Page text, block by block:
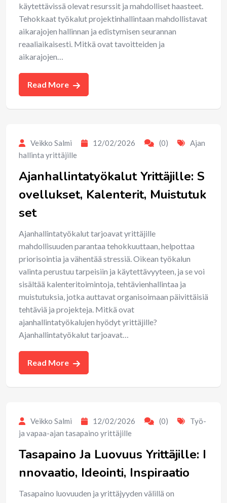
käytettävissä olevat resurssit ja mahdolliset haasteet.
Tehokkaat työkalut projektinhallintaan mahdollistavat
aikarajojen hallinnan ja edistymisen seurannan
reaaliaikaisesti. Mitkä ovat tavoitteiden ja
aikarajojen…
Read More
Veikko Salmi 12/02/2026 (0)
Ajan
hallinta yrittäjille
Ajanhallintatyökalut Yrittäjille: S
ovellukset, Kalenterit, Muistutuk
set
Ajanhallintatyökalut tarjoavat yrittäjille
mahdollisuuden parantaa tehokkuuttaan, helpottaa
priorisointia ja vähentää stressiä. Oikean työkalun
valinta perustuu tarpeisiin ja käytettävyyteen, ja se voi
sisältää kalenteritoimintoja, tehtävienhallintaa ja
muistutuksia, jotka auttavat organisoimaan päivittäisiä
tehtäviä ja projekteja. Mitkä ovat
ajanhallintatyökalujen hyödyt yrittäjille?
Ajanhallintatyökalut tarjoavat…
Read More
Veikko Salmi 12/02/2026 (0)
Työ-
ja vapaa-ajan tasapaino yrittäjille
Tasapaino Ja Luovuus Yrittäjille: I
nnovaatio, Ideointi, Inspiraatio
Tasapaino luovuuden ja yrittäjyyden välillä on